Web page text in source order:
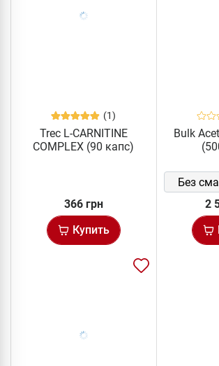
(1)
Trec L-CARNITINE
COMPLEX (90 капс)
366 грн
Купить
Bulk
2